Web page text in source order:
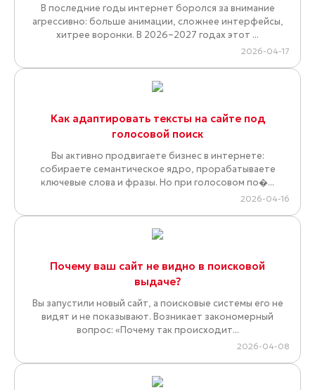
В последние годы интернет боролся за внимание
агрессивно: больше анимации, сложнее интерфейсы,
хитрее воронки. В 2026–2027 годах этот ...
2026-04-17
Как адаптировать тексты на сайте под
голосовой поиск
Вы активно продвигаете бизнес в интернете:
собираете семантическое ядро, прорабатываете
ключевые слова и фразы. Но при голосовом по�...
2026-04-16
Почему ваш сайт не видно в поисковой
выдаче?
Вы запустили новый сайт, а поисковые системы его не
видят и не показывают. Возникает закономерный
вопрос: «Почему так происходит...
2026-04-08